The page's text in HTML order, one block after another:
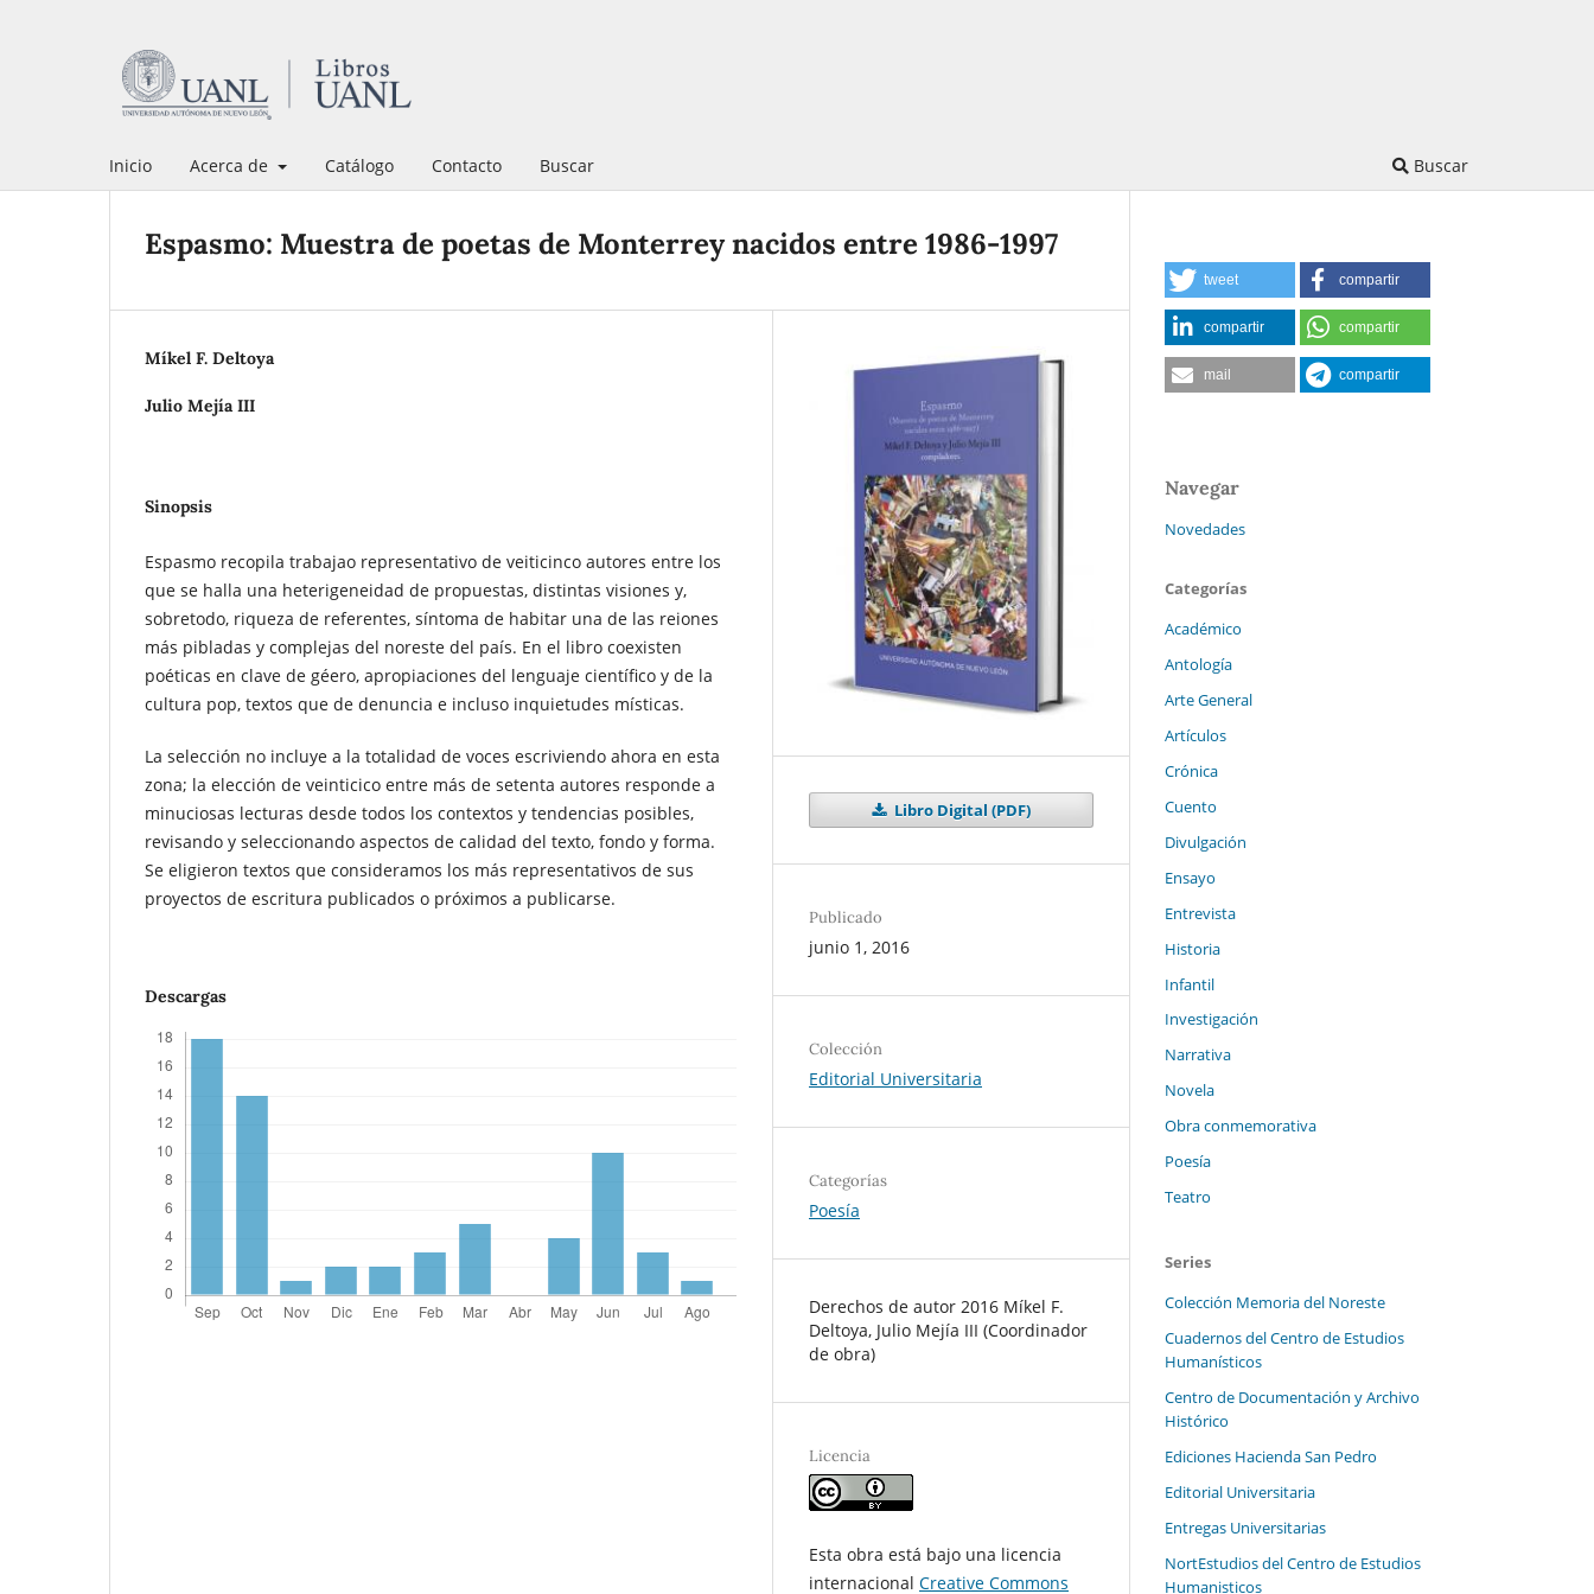
Inicio Acerca de Catálogo Contacto Buscar Buscar
Espasmo: Muestra de poetas de Monterrey nacidos entre 1986-1997
Míkel F. Deltoya
Julio Mejía III
Sinopsis
Espasmo recopila trabajao representativo de veiticinco autores entre los
que se halla una heterigeneidad de propuestas, distintas visiones y,
sobretodo, riqueza de referentes, síntoma de habitar una de las reiones
más pibladas y complejas del noreste del país. En el libro coexisten
poéticas en clave de géero, apropiaciones del lenguaje científico y de la
cultura pop, textos que de denuncia e incluso inquietudes místicas.
La selección no incluye a la totalidad de voces escriviendo ahora en esta
zona; la elección de veinticico entre más de setenta autores responde a
minuciosas lecturas desde todos los contextos y tendencias posibles,
revisando y seleccionando aspectos de calidad del texto, fondo y forma.
Se eligieron textos que consideramos los más representativos de sus
proyectos de escritura publicados o próximos a publicarse.
Descargas
Libro Digital (PDF)
Publicado
junio 1, 2016
Colección
Editorial Universitaria
Categorías
Poesía
Derechos de autor 2016 Míkel F.
Deltoya, Julio Mejía III (Coordinador
de obra)
Licencia
Esta obra está bajo una licencia
internacional Creative Commons
tweet compartir
compartir compartir
mail compartir
Navegar
Novedades
Categorías
Académico
Antología
Arte General
Artículos
Crónica
Cuento
Divulgación
Ensayo
Entrevista
Historia
Infantil
Investigación
Narrativa
Novela
Obra conmemorativa
Poesía
Teatro
Series
Colección Memoria del Noreste
Cuadernos del Centro de Estudios
Humanísticos
Centro de Documentación y Archivo
Histórico
Ediciones Hacienda San Pedro
Editorial Universitaria
Entregas Universitarias
NortEstudios del Centro de Estudios
Humanisticos